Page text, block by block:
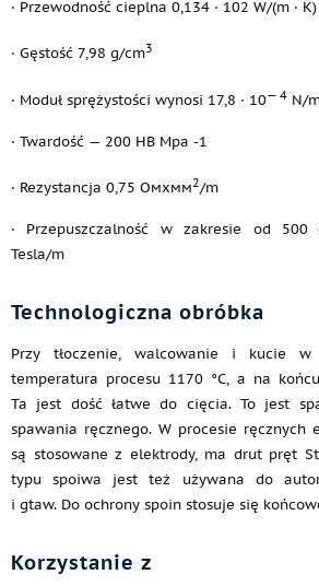
· Przewodność cieplna 0,134 · 102 W/(m · K)
· Gęstość 7,98 g/cm3
· Moduł sprężystości wynosi 17,8 · 10— 4 N/
· Twardość — 200 HB Mpa -1
· Rezystancja 0,75 Омхмм2/m
· Przepuszczalność w zakresie od 500
Tesla/m
Technologiczna obróbka
Przy tłoczenie, walcowanie i kucie w
temperatura procesu 1170 °C, a na
Ta jest dość łatwe do cięcia. To jest
spawania ręcznego. W procesie ręcznych
są stosowane z elektrody, ma drut pręt
typu spoiwa jest też używana do
i gtaw. Do ochrony spoin stosuje się
Korzystanie z